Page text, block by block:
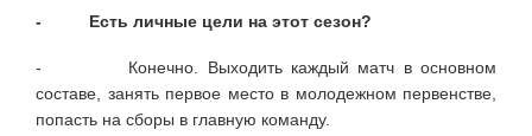
- Есть личные цели на этот сезон?
- Конечно. Выходить каждый матч в основном
составе, занять первое место в молодежном первенстве,
попасть на сборы в главную команду.